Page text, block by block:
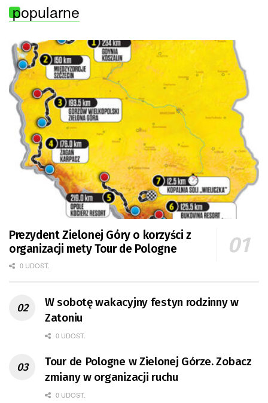
popularne
Prezydent Zielonej Góry o korzyści z
organizacji mety Tour de Pologne
0 UDOST.
W sobotę wakacyjny festyn rodzinny w
Zatoniu
0 UDOST.
Tour de Pologne w Zielonej Górze. Zobacz
zmiany w organizacji ruchu
0 UDOST.